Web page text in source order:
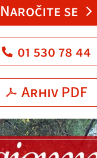
Naročite se
01 530 78 44
Arhiv PDF